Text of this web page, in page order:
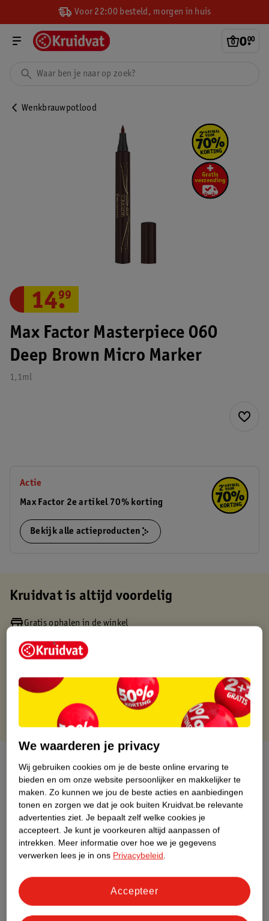
Voor 22:00 besteld, morgen in huis
0.
00
Wenkbrauwpotlood
Max Factor Masterpiece 060
Deep Brown Micro Marker
1,1ml
14.
99
Actie
Max Factor 2e artikel 70% korting
Bekijk alle actieproducten
Kruidvat is altijd voordelig
Gratis ophalen in de winkel
Gratis thuisbezorgd vanaf 50.00
Gratis punten met je Kruidvat kaart
Over dit product
Productinformatie
Etiketinformatie
Nature Impact Score
Dit product heeft (nog) geen Nature
Impact Score.
We waarderen je privacy
Wij gebruiken cookies om je de beste online ervaring te
bieden en om onze website persoonlijker en makkelijker te
maken. Zo kunnen we jou de beste acties en aanbiedingen
tonen en zorgen we dat je ook buiten Kruidvat.be relevante
advertenties ziet. Je bepaalt zelf welke cookies je
accepteert. Je kunt je voorkeuren altijd aanpassen of
intrekken. Meer informatie over hoe we je gegevens
verwerken lees je in ons Privacybeleid.
Accepteer